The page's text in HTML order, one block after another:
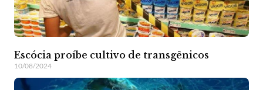
Escócia proíbe cultivo de transgênicos
10/08/2024